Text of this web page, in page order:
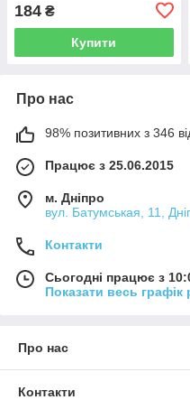
184 ₴
Купити
Про нас
98% позитивних з 346
Працює з 25.06.2015
м. Дніпро
вул. Батумськая, 11,
Контакти
Сьогодні працює з
Показати весь графік
Про нас
Контакти